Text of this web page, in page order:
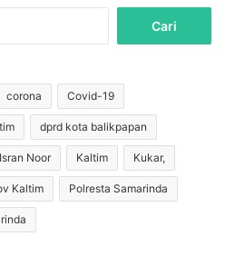
u
n
t
u
k
:
corona Covid-19
dprd kota balikpapan
Isran Noor Kaltim Kukar,
Kaltim Polresta Samarinda